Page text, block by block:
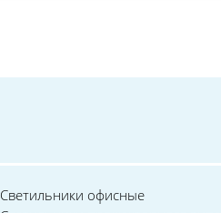
Светильники офисные